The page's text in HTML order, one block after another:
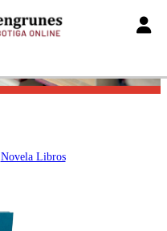
Novela Libros